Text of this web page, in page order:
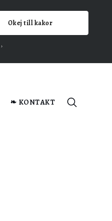
❧ KONTAKT
Okej till kakor